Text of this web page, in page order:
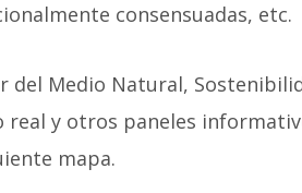
consensuadas, etc.
del Medio Natural,
real y otros paneles
mapa.